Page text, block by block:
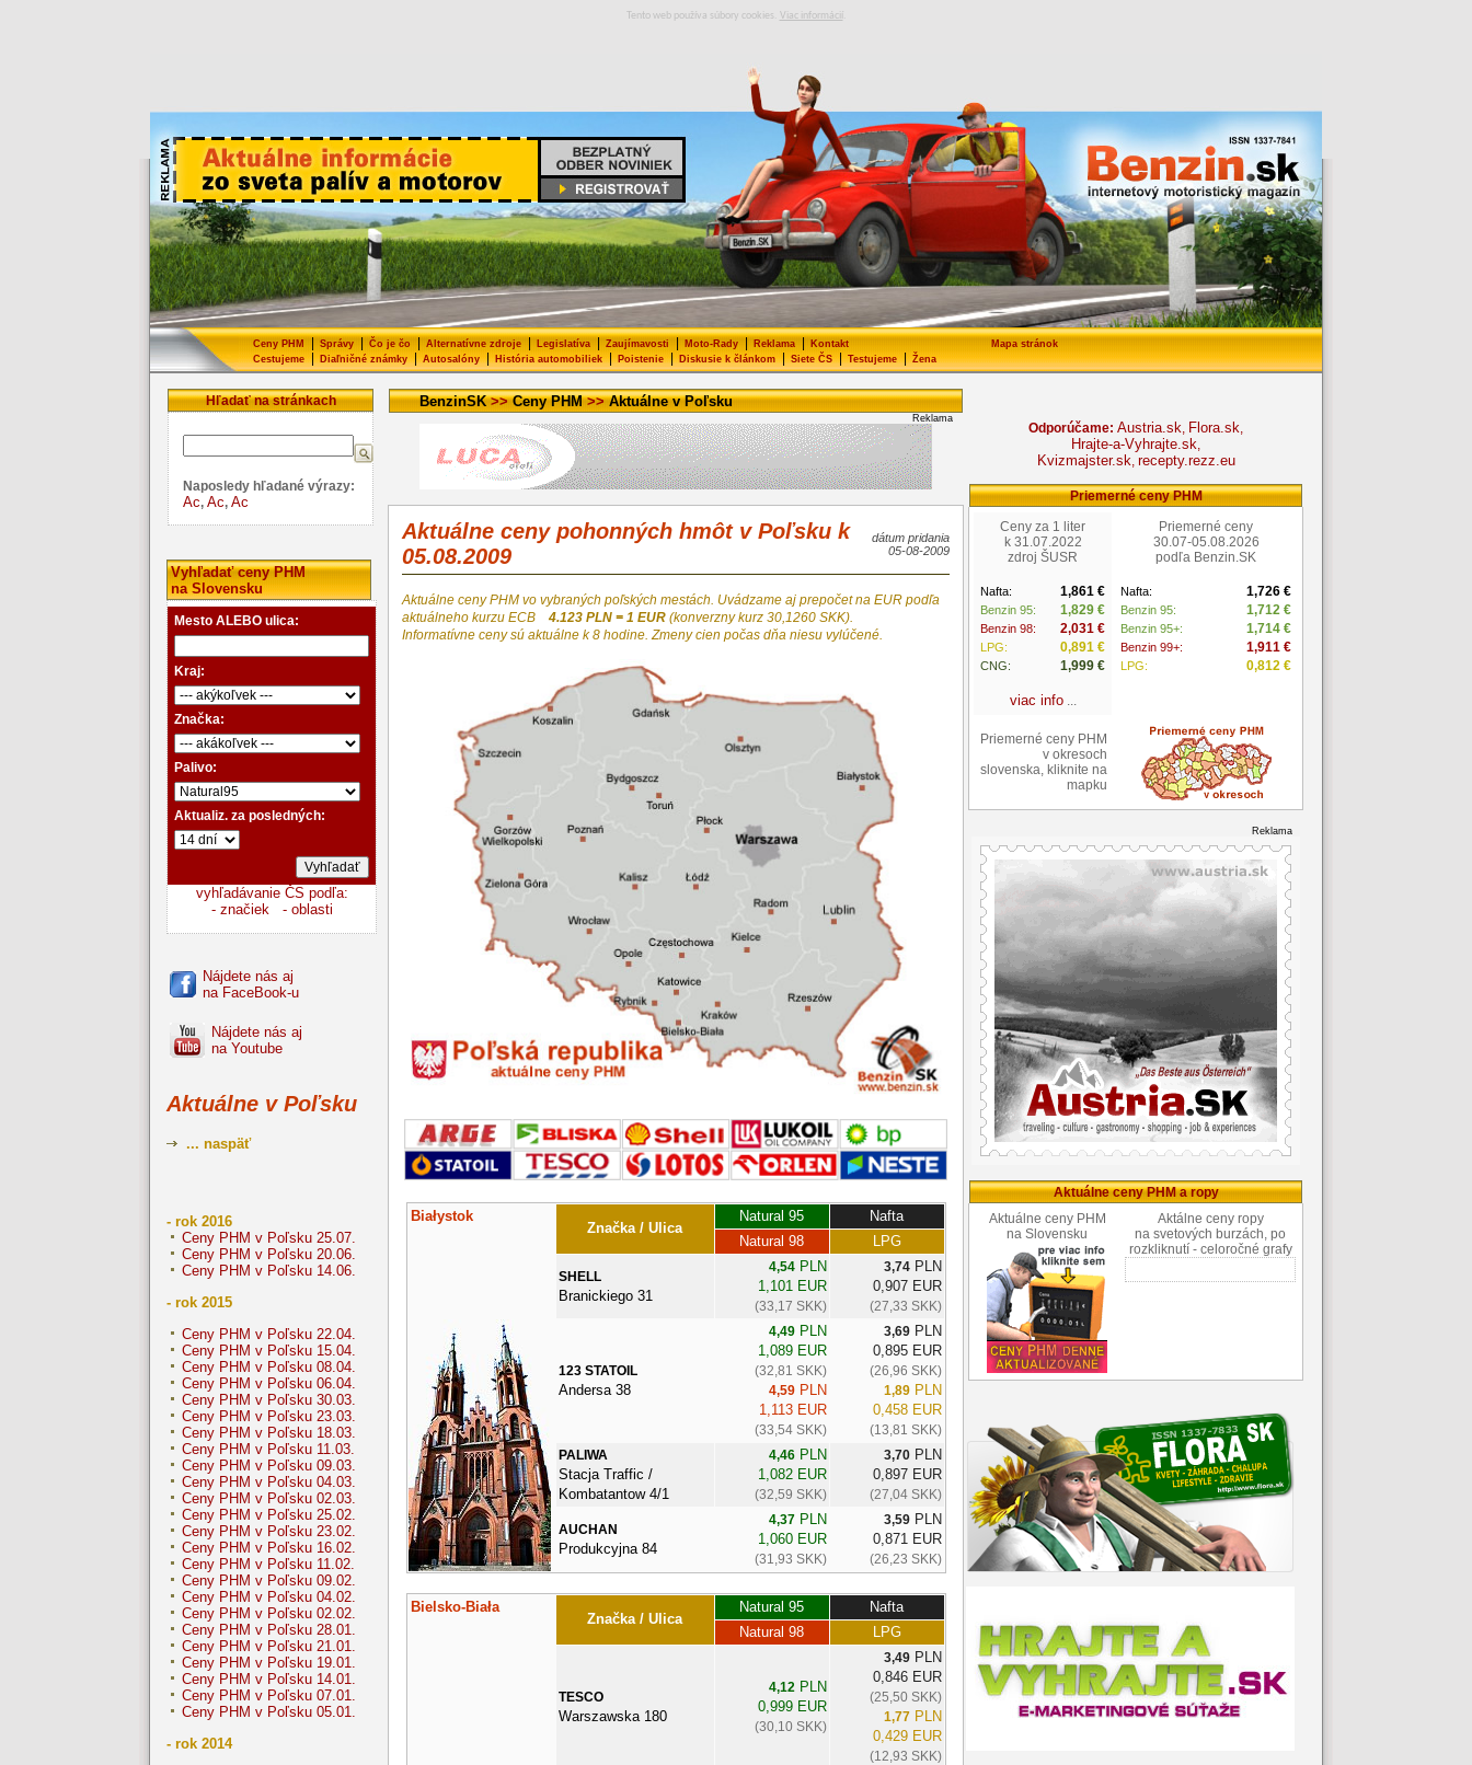
Tento web používa súbory cookies. Viac informácií
Ceny PHM Správy Čo je čo Alternatívne zdroje Legislatíva Zaujímavosti Moto-Rady Reklama Kontakt
Mapa stránok
Cestujeme| Diaľničné známky| Autosalóny| História automobiliek| Poistenie| Diskusie k článkom| Siete ČS| Testujeme| Žena
Hľadať na stránkach
Naposledy hľadané výrazy:
Ac, Ac, Ac
Vyhľadať ceny PHM
na Slovensku
Mesto ALEBO ulica:
Kraj:
Značka:
Palivo:
Aktualiz. za posledných:
vyhľadávanie ČS podľa:
- značiek
- oblasti
Nájdete nás aj
na FaceBook-u
Nájdete nás aj
na Youtube
Aktuálne v Poľsku
... naspäť
- rok 2016
Ceny PHM v Poľsku 25.07.
Ceny PHM v Poľsku 20.06.
Ceny PHM v Poľsku 14.06.
- rok 2015
Ceny PHM v Poľsku 22.04.
Ceny PHM v Poľsku 15.04.
Ceny PHM v Poľsku 08.04.
Ceny PHM v Poľsku 06.04.
Ceny PHM v Poľsku 30.03.
Ceny PHM v Poľsku 23.03.
Ceny PHM v Poľsku 18.03.
Ceny PHM v Poľsku 11.03.
Ceny PHM v Poľsku 09.03.
Ceny PHM v Poľsku 04.03.
Ceny PHM v Poľsku 02.03.
Ceny PHM v Poľsku 25.02.
Ceny PHM v Poľsku 23.02.
Ceny PHM v Poľsku 16.02.
Ceny PHM v Poľsku 11.02.
Ceny PHM v Poľsku 09.02.
Ceny PHM v Poľsku 04.02.
Ceny PHM v Poľsku 02.02.
Ceny PHM v Poľsku 28.01.
Ceny PHM v Poľsku 21.01.
Ceny PHM v Poľsku 19.01.
Ceny PHM v Poľsku 14.01.
Ceny PHM v Poľsku 07.01.
Ceny PHM v Poľsku 05.01.
- rok 2014
BenzinSK>>Ceny PHM>>Aktuálne v Poľsku
Reklama
Aktuálne ceny pohonných hmôt v Poľsku k
05.08.2009
dátum pridania
05-08-2009
Aktuálne ceny PHM vo vybraných poľských mestách. Uvádzame aj prepočet na EUR podľa
aktuálneho kurzu ECB 4.123 PLN = 1 EUR (konverzny kurz 30,1260 SKK).
Informatívne ceny sú aktuálne k 8 hodine. Zmeny cien počas dňa niesu vylúčené.
Białystok
Značka / Ulica
Natural 95
Nafta
Natural 98
LPG
SHELL
Branickiego 31
4,54PLN
1,101 EUR
(33,17 SKK)
3,74PLN
0,907 EUR
(27,33 SKK)
123 STATOIL
Andersa 38
4,49PLN
1,089 EUR
(32,81 SKK)
4,59PLN
1,113 EUR
(33,54 SKK)
3,69PLN
0,895 EUR
(26,96 SKK)
1,89PLN
0,458 EUR
(13,81 SKK)
PALIWA
Stacja Traffic /
Kombatantow 4/1
4,46PLN
1,082 EUR
(32,59 SKK)
3,70PLN
0,897 EUR
(27,04 SKK)
AUCHAN
Produkcyjna 84
4,37PLN
1,060 EUR
(31,93 SKK)
3,59PLN
0,871 EUR
(26,23 SKK)
Bielsko-Biała
Značka / Ulica
Natural 95
Nafta
Natural 98
LPG
TESCO
Warszawska 180
4,12 PLN
0,999 EUR
(30,10 SKK)
3,49PLN
0,846 EUR
(25,50 SKK)
1,77PLN
0,429 EUR
(12,93 SKK)
Odporúčame: Austria.sk, Flora.sk,
Hrajte-a-Vyhrajte.sk,
Kvizmajster.sk, recepty.rezz.eu
Priemerné ceny PHM
Ceny za 1 liter
k 31.07.2022
zdroj ŠUSR
Nafta: 1,861 €
Benzin 95: 1,829 €
Benzin 98: 2,031 €
LPG: 0,891 €
CNG: 1,999 €
viac info...
Priemerné ceny
30.07-05.08.2026
podľa Benzin.SK
Nafta: 1,726 €
Benzin 95: 1,712 €
Benzin 95+: 1,714 €
Benzin 99+: 1,911 €
LPG: 0,812 €
Priemerné ceny PHM
v okresoch
slovenska, kliknite na
mapku
Reklama
Aktuálne ceny PHM a ropy
Aktuálne ceny PHM
na Slovensku
Aktálne ceny ropy
na svetových burzách, po
rozkliknutí - celoročné grafy